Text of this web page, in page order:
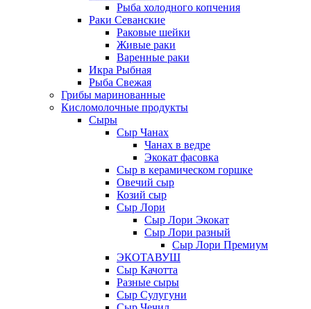
Рыба холодного копчения
Раки Севанские
Раковые шейки
Живые раки
Варенные раки
Икра Рыбная
Рыба Свежая
Грибы маринованные
Кисломолочные продукты
Сыры
Сыр Чанах
Чанах в ведре
Экокат фасовка
Сыр в керамическом горшке
Овечий сыр
Козий сыр
Сыр Лори
Сыр Лори Экокат
Сыр Лори разный
Сыр Лори Премиум
ЭКОТАВУШ
Сыр Качотта
Разные сыры
Сыр Сулугуни